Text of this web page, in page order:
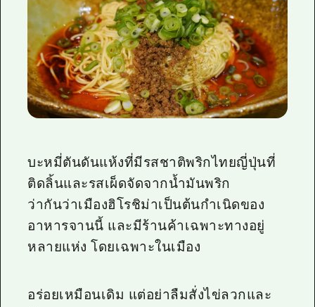
บะหมี่ตันดันแห้งที่มีรสชาติพริกไทยญี่ปุ่นที่
ติดลิ้นและรสเผ็ดจัดจากน้ำมันพริก
ว่ากันว่าเมืองฮิโรชิม่าเป็นต้นกำเนิดของ
อาหารจานนี้ และมีร้านค้าเฉพาะทางอยู่
หลายแห่ง โดยเฉพาะในเมือง
อร่อยเหมือนเดิม แต่อย่าลืมสั่งไข่ลวกและ